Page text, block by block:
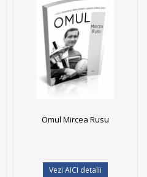
Omul Mircea Rusu
Vezi AICI detalii